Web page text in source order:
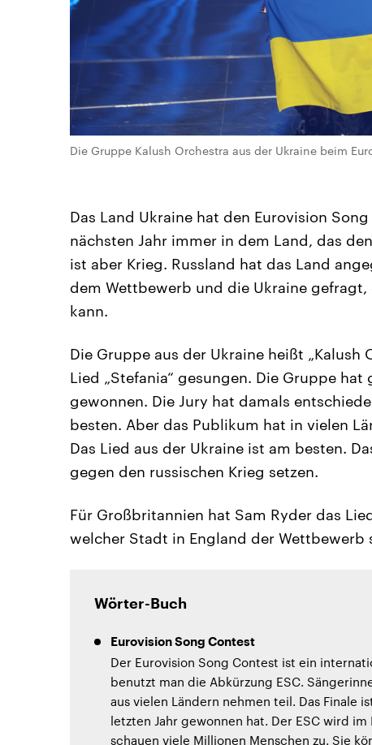
Die Gruppe Kalush Orchestra aus der Ukraine beim
Das Land Ukraine hat den Eurovision
nächsten Jahr immer in dem Land, das
ist aber Krieg. Russland hat das Land
dem Wettbewerb und die Ukraine
kann.
Die Gruppe aus der Ukraine heißt „Kalush
Lied „Stefania“ gesungen. Die Gruppe
gewonnen. Die Jury hat damals
besten. Aber das Publikum hat in vielen
Das Lied aus der Ukraine ist am besten.
gegen den russischen Krieg setzen.
Für Großbritannien hat Sam Ryder das
welcher Stadt in England der
Wörter-Buch
Eurovision Song Contest
Der Eurovision Song Contest ist ein
benutzt man die Abkürzung ESC.
aus vielen Ländern nehmen teil. Das Finale
letzten Jahr gewonnen hat. Der ESC wird im
schauen viele Millionen Menschen zu. Sie